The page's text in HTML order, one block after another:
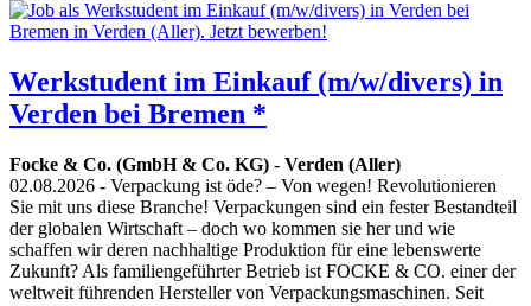
Werkstudent im Einkauf (m/w/divers) in
Verden bei Bremen *
Focke & Co. (GmbH & Co. KG) - Verden (Aller)
02.08.2026 - Verpackung ist öde? – Von wegen! Revolutionieren
Sie mit uns diese Branche! Verpackungen sind ein fester Bestandteil
der globalen Wirtschaft – doch wo kommen sie her und wie
schaffen wir deren nachhaltige Produktion für eine lebenswerte
Zukunft? Als familiengeführter Betrieb ist FOCKE & CO. einer der
weltweit führenden Hersteller von Verpackungsmaschinen. Seit